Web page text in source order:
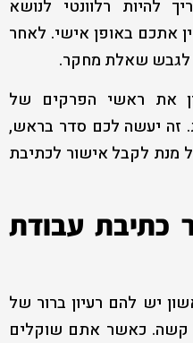
להיות רלוונטי לנושא
אתכם באופן אישי. לאחר
לגבש שאלת מחקר.
את ראשי הפרקים של
זה יעשה לכם סדר בראש,
מנת לקבל אישור לכתיבת
כתיבת עבודת
יש להם רעיון ברור של
קשה. כאשר אתם שוקלים